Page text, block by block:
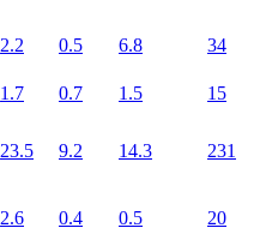
2.2 0.5 6.8
34
1.7 0.7 1.5 15
23.5 9.2 14.3 231
2.6 0.4 0.5 20